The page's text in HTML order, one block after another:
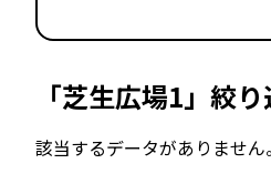
「芝生広場1」絞
該当するデータがありません。